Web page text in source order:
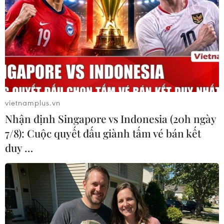
Trưởng Ban Dân vận TW chia sẻ khó khăn
với đồng bào xã Trà Leng
12/01/2021 11:07
Trưởng ban Dân vận TW Trương Thị Mai đã tặng quà
Tết cho các gia đình có người thân bị chết và mất tích,
tặng quà gia đình chính sách, học sinh có hoàn cảnh
khó khăn để có thêm điều kiện đón Tết.
vietnamplus.vn
Nhận định Singapore vs Indonesia (20h ngày
7/8): Cuộc quyết đấu giành tấm vé bán kết
duy …